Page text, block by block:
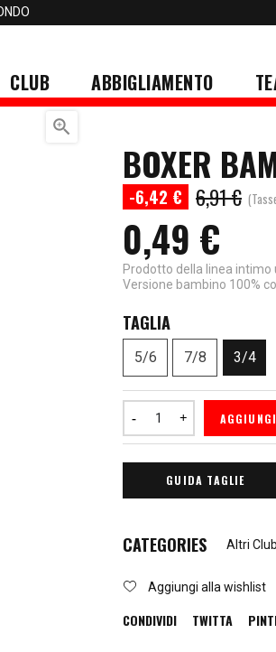
CLUB ABBIGLIAMENTO

BOXER
-6,42 € 6,91 €
0,49 €
Prodotto della linea intimo
Versione bambino 100%
TAGLIA
5/6 7/8 3/4
GUIDA TAGLIE
CATEGORIES Altri
Aggiungi alla wishlist
CONDIVIDI TWITTA